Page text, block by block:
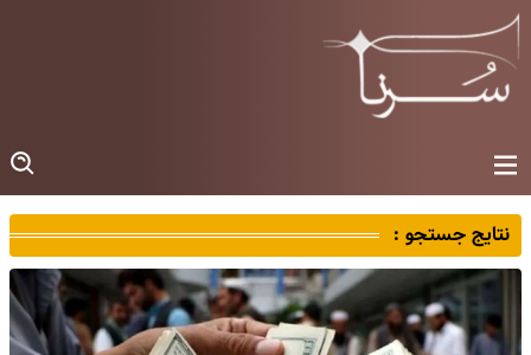
نتایج جستجو :